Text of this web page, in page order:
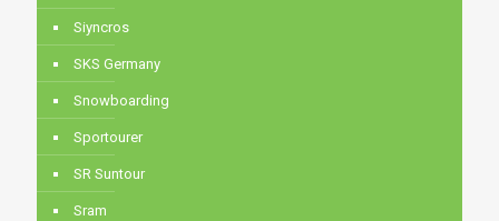
Siyncros
SKS Germany
Snowboarding
Sportourer
SR Suntour
Sram